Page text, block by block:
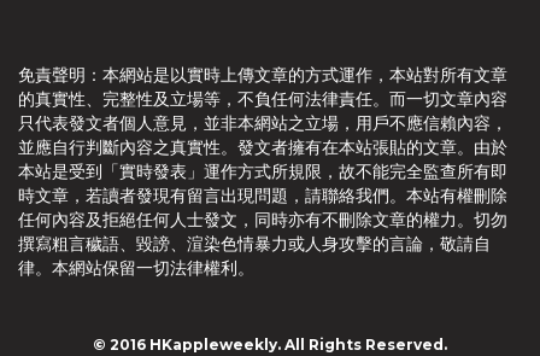
免責聲明：本網站是以實時上傳文章的方式運作，本站對所有文章
的真實性、完整性及立場等，不負任何法律責任。而一切文章內容
只代表發文者個人意見，並非本網站之立場，用戶不應信賴內容，
並應自行判斷內容之真實性。發文者擁有在本站張貼的文章。由於
本站是受到「實時發表」運作方式所規限，故不能完全監查所有即
時文章，若讀者發現有留言出現問題，請聯絡我們。本站有權刪除
任何內容及拒絕任何人士發文，同時亦有不刪除文章的權力。切勿
撰寫粗言穢語、毀謗、渲染色情暴力或人身攻擊的言論，敬請自
律。本網站保留一切法律權利。
© 2016 HKappleweekly. All Rights Reserved.